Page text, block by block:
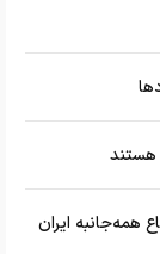
هستند
همه‌جانبه ایران